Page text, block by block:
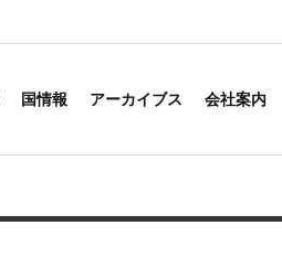
国情報 アーカイブス 会社案内